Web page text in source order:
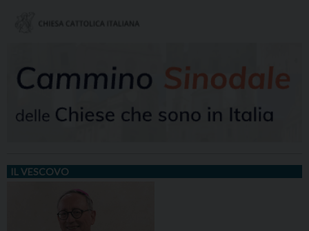
IL VESCOVO